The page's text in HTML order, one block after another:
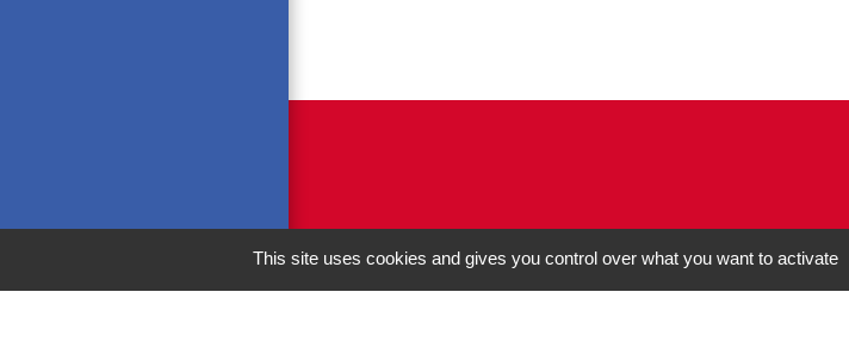
This site uses cookies and gives you control over what you want to activate